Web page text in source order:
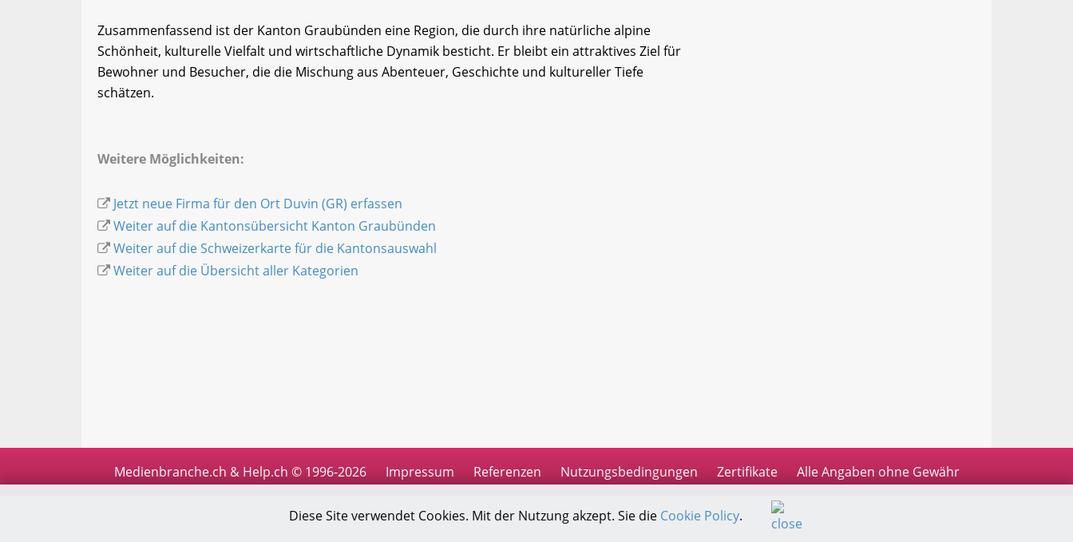
Zusammenfassend ist der Kanton Graubünden eine Region, die durch ihre natürliche alpine
Schönheit, kulturelle Vielfalt und wirtschaftliche Dynamik besticht. Er bleibt ein attraktives Ziel für
Bewohner und Besucher, die die Mischung aus Abenteuer, Geschichte und kultureller Tiefe
schätzen.
Weitere Möglichkeiten:
Jetzt neue Firma für den Ort Duvin (GR) erfassen
Weiter auf die Kantonsübersicht Kanton Graubünden
Weiter auf die Schweizerkarte für die Kantonsauswahl
Weiter auf die Übersicht aller Kategorien
Medienbranche.ch & Help.ch © 1996-2026 Impressum Referenzen Nutzungsbedingungen Zertifikate Alle Angaben ohne Gewähr
Diese Site verwendet Cookies. Mit der Nutzung akzept. Sie die Cookie Policy.